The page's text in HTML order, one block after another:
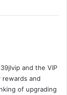
and the VIP
rewards and
of upgrading